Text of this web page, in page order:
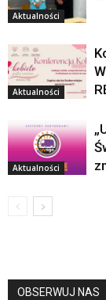
Aktualności
Aktualności
Aktualności
OBSERWUJ NAS